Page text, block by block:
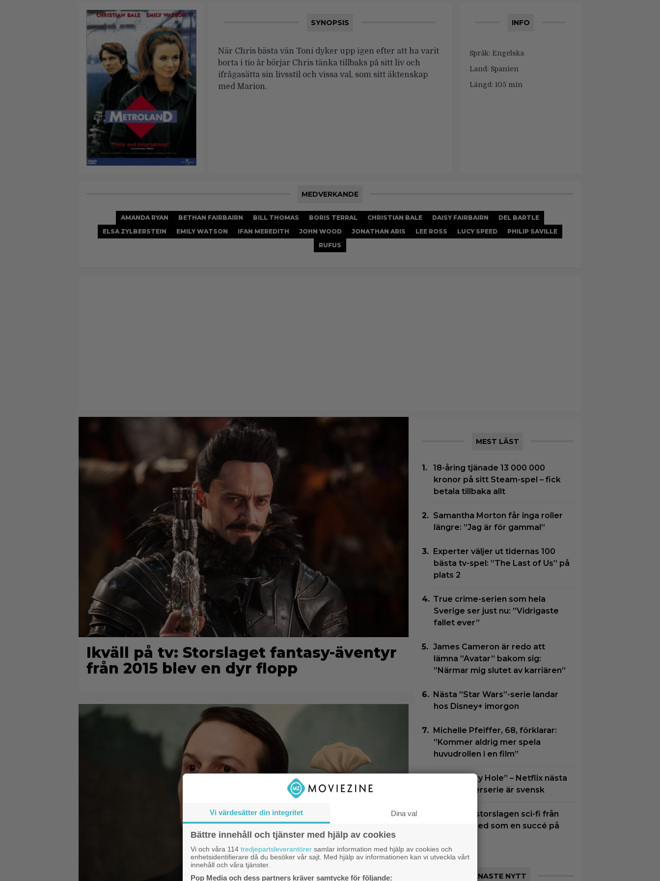
SYNOPSIS
När Chris bästa vän Toni dyker upp igen efter att ha varit
borta i tio år börjar Chris tänka tillbaks på sitt liv och
ifrågasätta sin livsstil och vissa val, som sitt äktenskap
med Marion.
INFO
Språk: Engelska
Land: Spanien
Längd: 105 min
MEDVERKANDE
AMANDA RYAN BETHAN FAIRBAIRN BILL THOMAS BORIS TERRAL CHRISTIAN BALE DAISY FAIRBAIRN
DEL BARTLE
ELSA ZYLBERSTEIN
EMILY WATSON IFAN MEREDITH JOHN WOOD JONATHAN ARIS LEE ROSS LUCY SPEED
PHILIP SAVILLE
RUFUS
Ikväll på tv: Storslaget fantasy-äventyr
från 2015 blev en dyr flopp
MEST LÄST
18-åring tjänade 13 000 000
kronor på sitt Steam-spel – fick
betala tillbaka allt
Samantha Morton får inga roller
längre: ”Jag är för gammal”
Experter väljer ut tidernas 100
bästa tv-spel: ”The Last of Us” på
plats 2
True crime-serien som hela
Sverige ser just nu: ”Vidrigaste
fallet ever”
James Cameron är redo att
lämna ”Avatar” bakom sig:
”Närmar mig slutet av karriären”
Nästa ”Star Wars”-serie landar
hos Disney+ imorgon
Michelle Pfeiffer, 68, förklarar:
”Kommer aldrig mer spela
huvudrollen i en film”
Glöm ”Harry Hole” – Netflix nästa
stora thrillerserie är svensk
En visuellt storslagen sci-fi från
2026 slår ned som en succé på
SENASTE NYTT
Vi värdesätter din integritet Dina val
Bättre innehåll och tjänster med hjälp av cookies
Vi och våra 114 tredjepartsleverantörer samlar information med hjälp av cookies och
enhetsidentifierare då du besöker vår sajt. Med hjälp av informationen kan vi utveckla vårt
innehåll och våra tjänster.
Pop Media och dess partners kräver samtycke för följande: